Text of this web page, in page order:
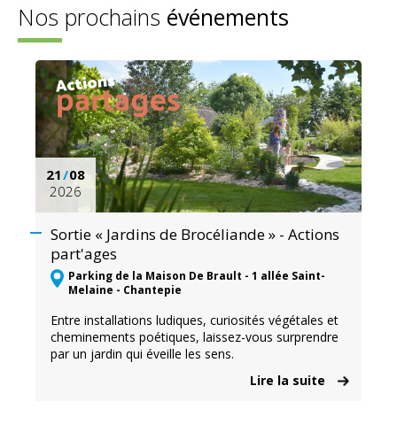
Nos prochains événements
21/08
2026
Sortie « Jardins de Brocéliande » - Actions
part'ages
Parking de la Maison De Brault - 1 allée Saint-
Melaine - Chantepie
Entre installations ludiques, curiosités végétales et
cheminements poétiques, laissez-vous surprendre
par un jardin qui éveille les sens.
Lire la suite